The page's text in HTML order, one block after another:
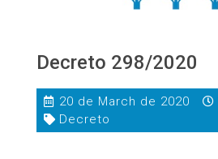
Decreto 298/2020
20 de March de 2020
Decreto